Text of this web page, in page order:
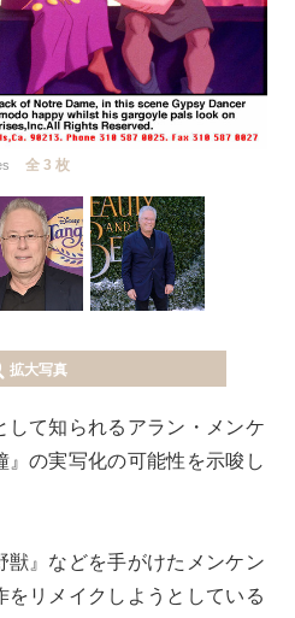
全 3 枚
拡大写真
して知られるアラン・メンケ
』の実写化の可能性を示唆し
獣』などを手がけたメンケン
をリメイクしようとしている